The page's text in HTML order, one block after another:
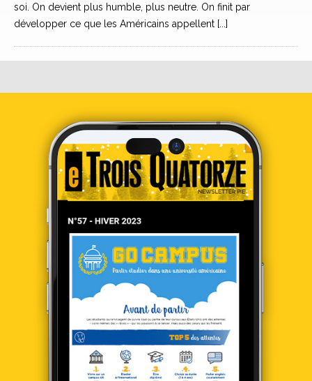
soi. On devient plus humble, plus neutre. On finit par
développer ce que les Américains appellent [...]